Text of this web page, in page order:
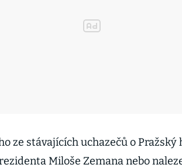
ze stávajících uchazečů o
Miloše Zemana nebo